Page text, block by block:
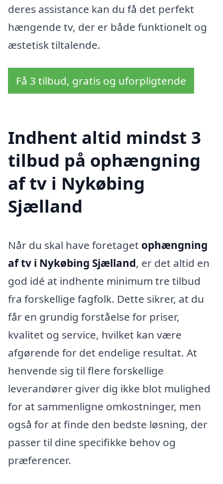
deres assistance kan du få det perfekt
hængende tv, der er både funktionelt og
æstetisk tiltalende.
Få 3 tilbud, gratis og uforpligtende
Indhent altid mindst 3
tilbud på ophængning
af tv i Nykøbing
Sjælland
Når du skal have foretaget ophængning
af tv i Nykøbing Sjælland, er det altid en
god idé at indhente minimum tre tilbud
fra forskellige fagfolk. Dette sikrer, at du
får en grundig forståelse for priser,
kvalitet og service, hvilket kan være
afgørende for det endelige resultat. At
henvende sig til flere forskellige
leverandører giver dig ikke blot mulighed
for at sammenligne omkostninger, men
også for at finde den bedste løsning, der
passer til dine specifikke behov og
præferencer.